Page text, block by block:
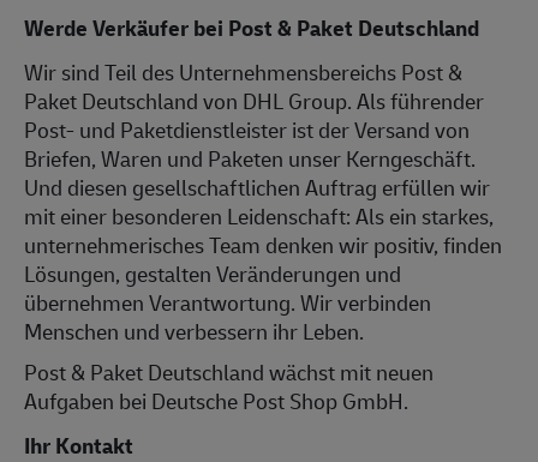
Werde Verkäufer bei Post & Paket Deutschland
Wir sind Teil des Unternehmensbereichs Post &
Paket Deutschland von DHL Group. Als führender
Post- und Paketdienstleister ist der Versand von
Briefen, Waren und Paketen unser Kerngeschäft.
Und diesen gesellschaftlichen Auftrag erfüllen wir
mit einer besonderen Leidenschaft: Als ein starkes,
unternehmerisches Team denken wir positiv, finden
Lösungen, gestalten Veränderungen und
übernehmen Verantwortung. Wir verbinden
Menschen und verbessern ihr Leben.
Post & Paket Deutschland wächst mit neuen
Aufgaben bei Deutsche Post Shop GmbH.
Ihr Kontakt